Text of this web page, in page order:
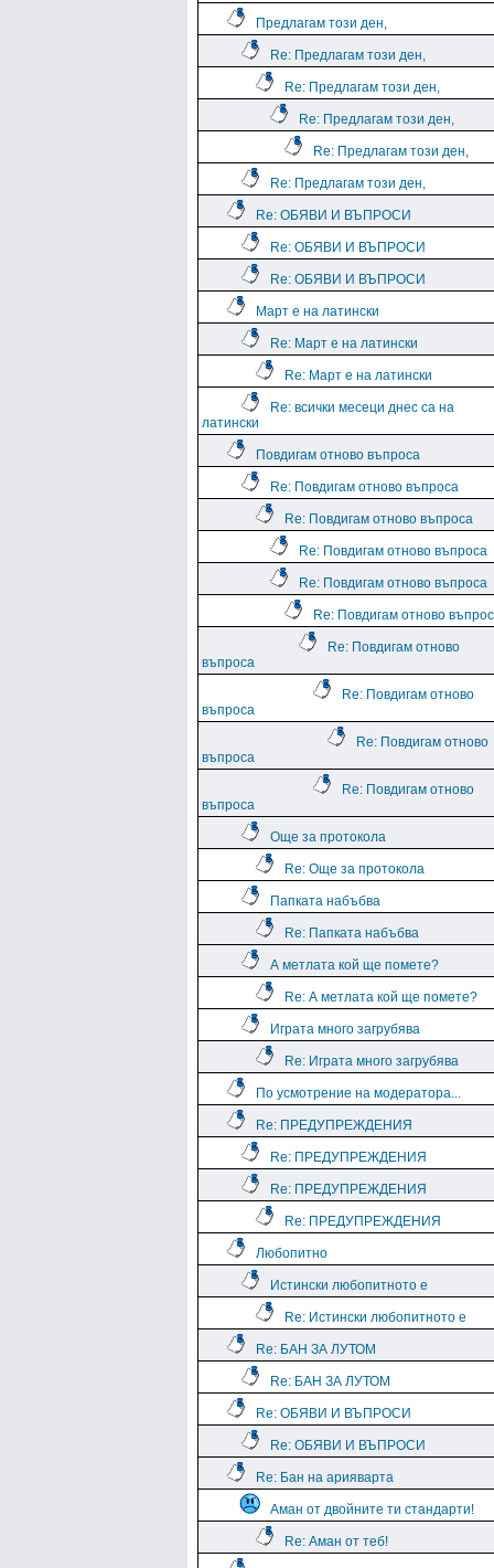
Предлагам този ден,
Re: Предлагам този ден,
Re: Предлагам този ден,
Re: Предлагам този ден,
Re: Предлагам този ден,
Re: Предлагам този ден,
Re: ОБЯВИ И ВЪПРОСИ
Re: ОБЯВИ И ВЪПРОСИ
Re: ОБЯВИ И ВЪПРОСИ
Март е на латински
Re: Март е на латински
Re: Март е на латински
Re: всички месеци днес са на
латински
Повдигам отново въпроса
Re: Повдигам отново въпроса
Re: Повдигам отново въпроса
Re: Повдигам отново въпроса
Re: Повдигам отново въпроса
Re: Повдигам отново
Re: Повдигам отново
въпроса
Re: Повдигам отново
въпроса
Re: Повдигам отново
въпроса
Re: Повдигам отново
въпроса
Още за протокола
Re: Още за протокола
Папката набъбва
Re: Папката набъбва
А метлата кой ще помете?
Re: А метлата кой ще помете?
Играта много загрубява
Re: Играта много загрубява
По усмотрение на модератора...
Re: ПРЕДУПРЕЖДЕНИЯ
Re: ПРЕДУПРЕЖДЕНИЯ
Re: ПРЕДУПРЕЖДЕНИЯ
Re: ПРЕДУПРЕЖДЕНИЯ
Любопитно
Истински любопитното е
Re: Истински любопитното е
Re: БАН ЗА ЛУТОМ
Re: БАН ЗА ЛУТОМ
Re: ОБЯВИ И ВЪПРОСИ
Re: ОБЯВИ И ВЪПРОСИ
Re: Бан на арияварта
Аман от двойните ти стандарти!
Re: Аман от теб!